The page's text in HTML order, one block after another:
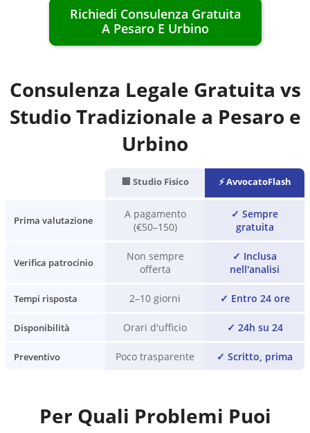
Richiedi Consulenza Gratuita
A Pesaro E Urbino
Consulenza Legale Gratuita vs
Studio Tradizionale a Pesaro e
Urbino
🏢 Studio Fisico ⚡ AvvocatoFlash
Prima valutazione
A pagamento
(€50–150)
✓ Sempre
gratuita
Verifica patrocinio
Non sempre
offerta
✓ Inclusa
nell'analisi
Tempi risposta 2–10 giorni ✓ Entro 24 ore
Disponibilità Orari d'ufficio ✓ 24h su 24
Preventivo Poco trasparente ✓ Scritto, prima
Per Quali Problemi Puoi